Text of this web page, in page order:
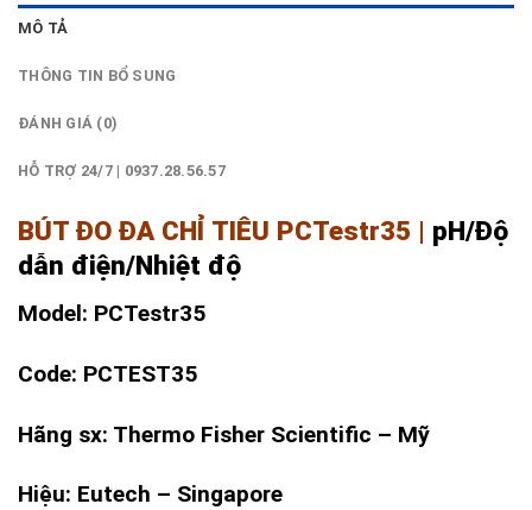
MÔ TẢ
THÔNG TIN BỔ SUNG
ĐÁNH GIÁ (0)
HỖ TRỢ 24/7 | 0937.28.56.57
BÚT ĐO ĐA CHỈ TIÊU PCTestr35 | pH/Độ
dẫn điện/Nhiệt độ
Model: PCTestr35
Code: PCTEST35
Hãng sx: Thermo Fisher Scientific – Mỹ
Hiệu: Eutech – Singapore